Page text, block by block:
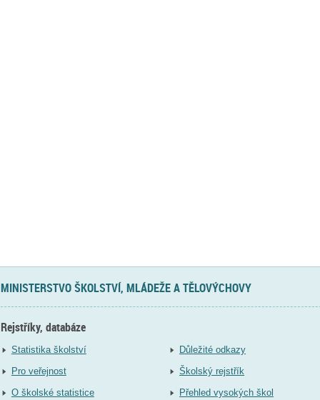
MINISTERSTVO ŠKOLSTVÍ, MLÁDEŽE A TĚLOVÝCHOVY
Rejstříky, databáze
Statistika školství
Pro veřejnost
O školské statistice
Důležité odkazy
Školský rejstřík
Přehled vysokých škol